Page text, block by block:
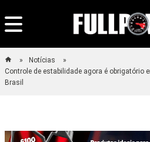
Notícias
Controle de estabilidade agora é obrigatório
Brasil